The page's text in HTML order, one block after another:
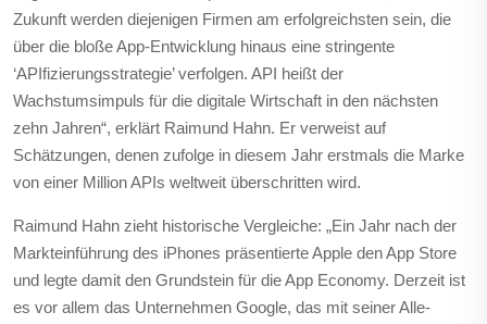
Zukunft werden diejenigen Firmen am erfolgreichsten sein, die
über die bloße App-Entwicklung hinaus eine stringente
‘APIfizierungsstrategie’ verfolgen. API heißt der
Wachstumsimpuls für die digitale Wirtschaft in den nächsten
zehn Jahren“, erklärt Raimund Hahn. Er verweist auf
Schätzungen, denen zufolge in diesem Jahr erstmals die Marke
von einer Million APIs weltweit überschritten wird.
Raimund Hahn zieht historische Vergleiche: „Ein Jahr nach der
Markteinführung des iPhones präsentierte Apple den App Store
und legte damit den Grundstein für die App Economy. Derzeit ist
es vor allem das Unternehmen Google, das mit seiner Alle-